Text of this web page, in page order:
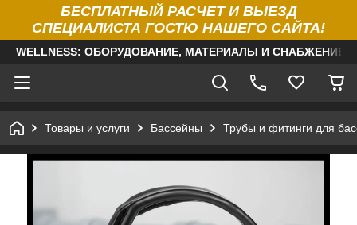
БЕСПЛАТНЫЙ РАСЧЕТ И ВЫЕЗД
СПЕЦИАЛИСТА ГОСТЮ НАШЕГО САЙТА!
WELLNESS: ОБОРУДОВАНИЕ, МАТЕРИАЛЫ И
Товары и услуги Бассейны Трубы и фитинги для